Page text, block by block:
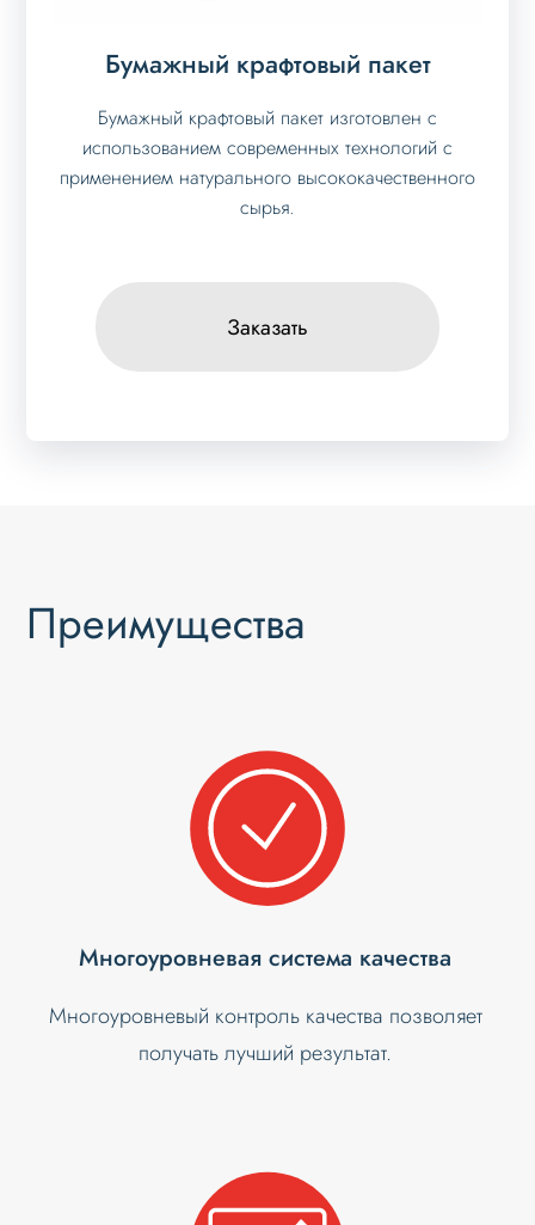
Бумажный крафтовый пакет
Бумажный крафтовый пакет изготовлен с
использованием современных технологий с
применением натурального высококачественного
сырья.
Заказать
Преимущества
Многоуровневая система качества
Многоуровневый контроль качества позволяет
получать лучший результат.